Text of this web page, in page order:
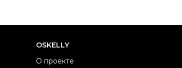
OSKELLY
О проекте